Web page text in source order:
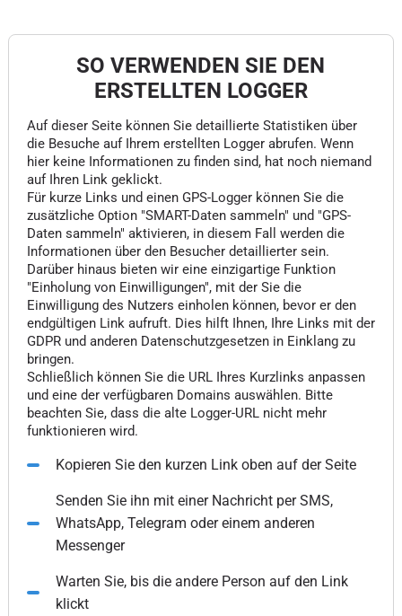
SO VERWENDEN SIE DEN
ERSTELLTEN LOGGER
Auf dieser Seite können Sie detaillierte Statistiken über
die Besuche auf Ihrem erstellten Logger abrufen. Wenn
hier keine Informationen zu finden sind, hat noch niemand
auf Ihren Link geklickt.
Für kurze Links und einen GPS-Logger können Sie die
zusätzliche Option "SMART-Daten sammeln" und "GPS-
Daten sammeln" aktivieren, in diesem Fall werden die
Informationen über den Besucher detaillierter sein.
Darüber hinaus bieten wir eine einzigartige Funktion
"Einholung von Einwilligungen", mit der Sie die
Einwilligung des Nutzers einholen können, bevor er den
endgültigen Link aufruft. Dies hilft Ihnen, Ihre Links mit der
GDPR und anderen Datenschutzgesetzen in Einklang zu
bringen.
Schließlich können Sie die URL Ihres Kurzlinks anpassen
und eine der verfügbaren Domains auswählen. Bitte
beachten Sie, dass die alte Logger-URL nicht mehr
funktionieren wird.
Kopieren Sie den kurzen Link oben auf der Seite
Senden Sie ihn mit einer Nachricht per SMS,
WhatsApp, Telegram oder einem anderen
Messenger
Warten Sie, bis die andere Person auf den Link
klickt